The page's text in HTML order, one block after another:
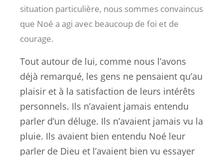
situation particulière, nous sommes convaincus
que Noé a agi avec beaucoup de foi et de
courage.
Tout autour de lui, comme nous l’avons
déjà remarqué, les gens ne pensaient qu’au
plaisir et à la satisfaction de leurs intérêts
personnels. Ils n’avaient jamais entendu
parler d’un déluge. Ils n’avaient jamais vu la
pluie. Ils avaient bien entendu Noé leur
parler de Dieu et l’avaient bien vu essayer